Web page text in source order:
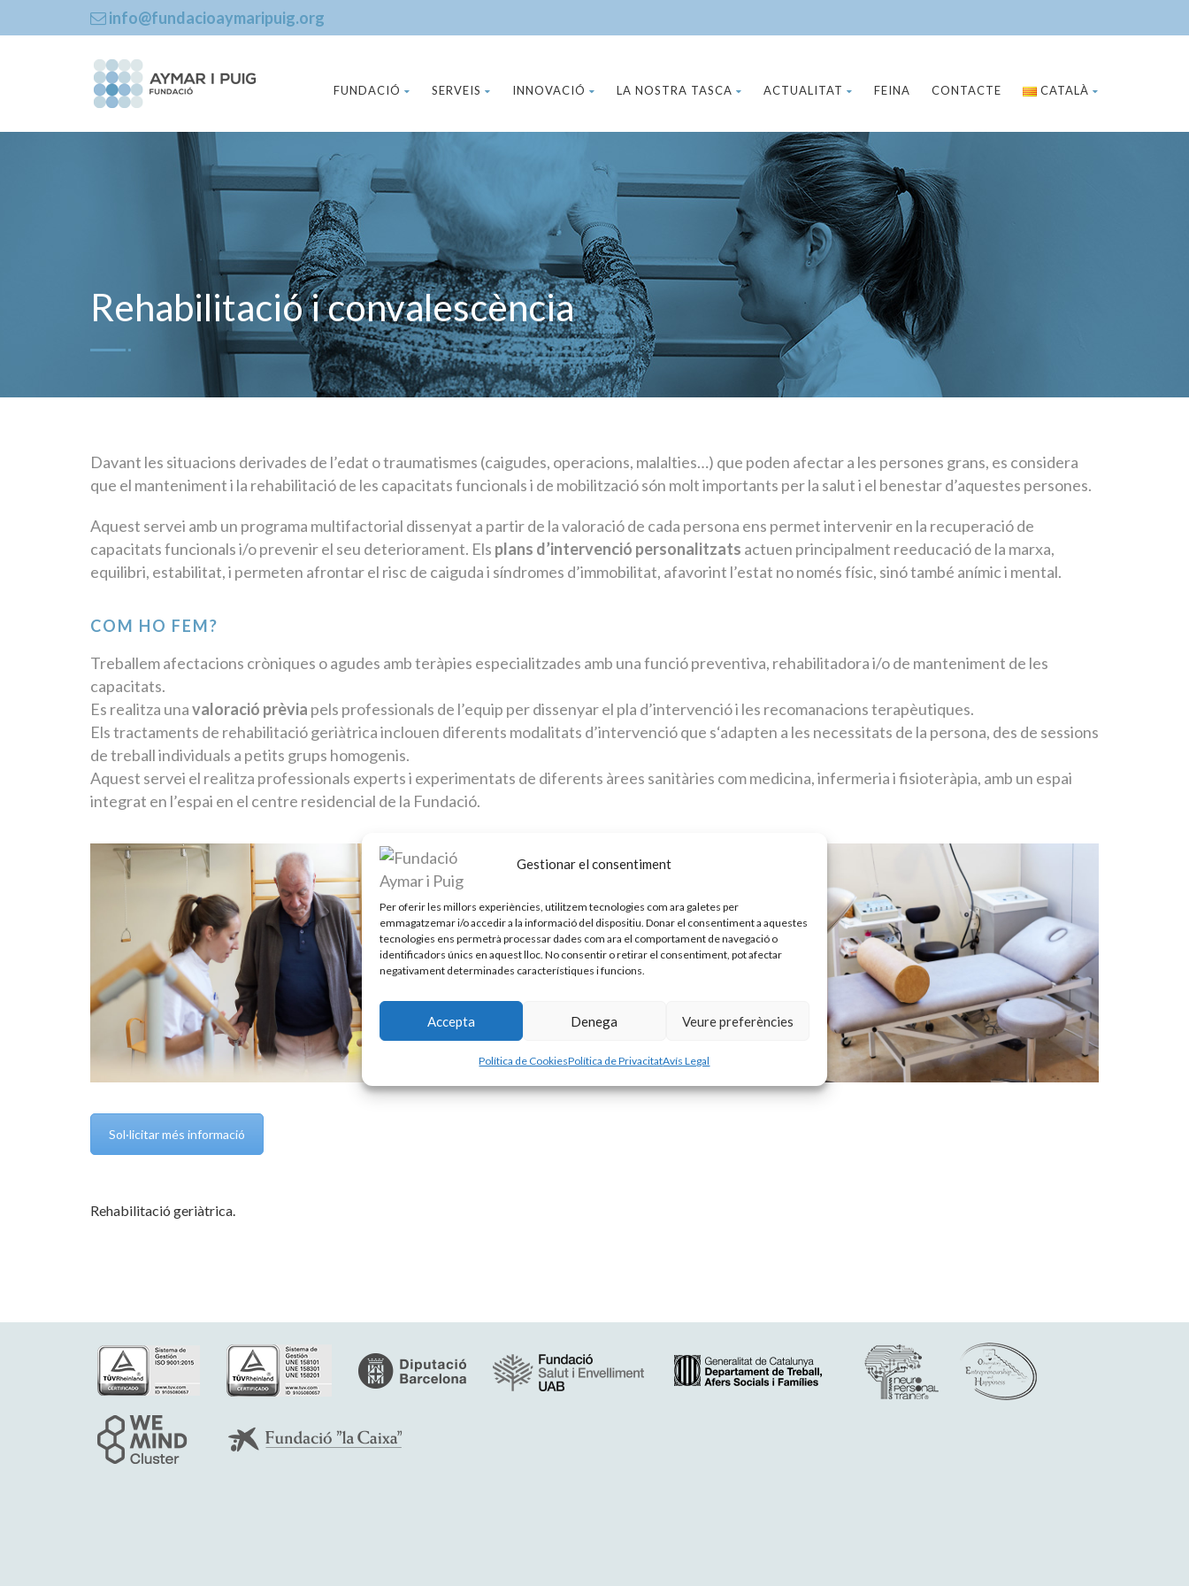
Gestionar el consentiment
Per oferir les millors experiències, utilitzem tecnologies com ara galetes per
emmagatzemar i/o accedir a la informació del dispositiu. Donar el consentiment a aquestes
tecnologies ens permetrà processar dades com ara el comportament de navegació o
identificadors únics en aquest lloc. No consentir o retirar el consentiment, pot afectar
negativament determinades característiques i funcions.
Accepta Denega Veure preferències
Política de CookiesPolítica de PrivacitatAvís Legal
info@fundacioaymaripuig.org
FUNDACIÓ SERVEIS INNOVACIÓ LA NOSTRA TASCA ACTUALITAT FEINA CONTACTE CATALÀ
Rehabilitació i convalescència
Davant les situacions derivades de l’edat o traumatismes (caigudes, operacions, malalties…) que poden afectar a les persones grans, es considera
que el manteniment i la rehabilitació de les capacitats funcionals i de mobilització són molt importants per la salut i el benestar d’aquestes persones.
Aquest servei amb un programa multifactorial dissenyat a partir de la valoració de cada persona ens permet intervenir en la recuperació de
capacitats funcionals i/o prevenir el seu deteriorament. Els plans d’intervenció personalitzats actuen principalment reeducació de la marxa,
equilibri, estabilitat, i permeten afrontar el risc de caiguda i síndromes d’immobilitat, afavorint l’estat no només físic, sinó també anímic i mental.
COM HO FEM?
Treballem afectacions cròniques o agudes amb teràpies especialitzades amb una funció preventiva, rehabilitadora i/o de manteniment de les
capacitats.
Es realitza unavaloració prèvia pels professionals de l’equip per dissenyar el pla d’intervenció i les recomanacions terapèutiques.
Els tractaments de rehabilitació geriàtrica inclouen diferents modalitats d’intervenció que s‘adapten a les necessitats de la persona, des de sessions
de treball individuals a petits grups homogenis.
Aquest servei el realitza professionals experts i experimentats de diferents àrees sanitàries com medicina, infermeria i fisioteràpia, amb un espai
integrat en l’espai en el centre residencial de la Fundació.
Sol·licitar més informació
Rehabilitació geriàtrica.